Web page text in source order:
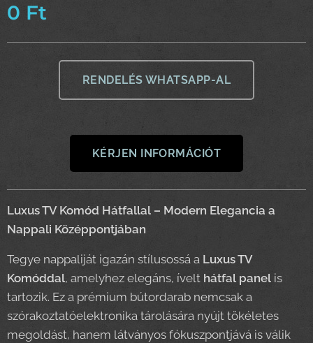
0 Ft
RENDELÉS WHATSAPP-AL
KÉRJEN INFORMÁCIÓT
Luxus TV Komód Hátfallal – Modern Elegancia a
Nappali Középpontjában
Tegye nappaliját igazán stílusossá a Luxus TV
Komóddal, amelyhez elegáns, ívelt hátfal panel is
tartozik. Ez a prémium bútordarab nemcsak a
szórakoztatóelektronika tárolására nyújt tökéletes
megoldást, hanem látványos fókuszpontjává is válik